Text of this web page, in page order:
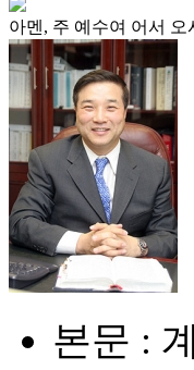
아멘, 주 예수여 어서 오
본문 :